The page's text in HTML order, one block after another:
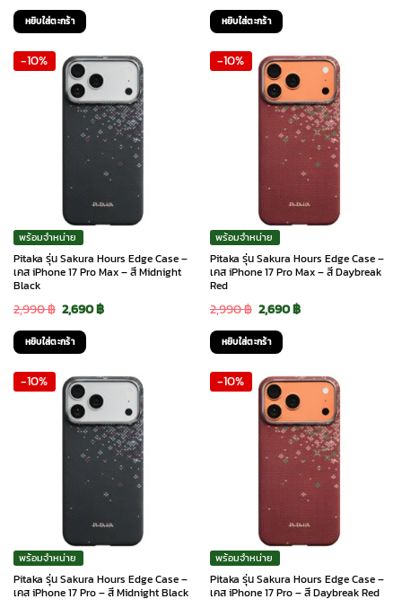
price
was:
2,990 ฿.2,690 ฿.
หยิบใส่ตะกร้า
price
was:
2,990 ฿.2,690 ฿.
หยิบใส่ตะกร้า
-10%
พร้อมจำหน่าย
Pitaka รุ่น Sakura Hours Edge Case –
เคส iPhone 17 Pro Max – สี Midnight
Black
2,990฿ Original
price
was:
2,990 ฿.
2,690฿Current
2,690 ฿.
หยิบใส่ตะกร้า
-10%
พร้อมจำหน่าย
Pitaka รุ่น Sakura Hours Edge Case –
เคส iPhone 17 Pro Max – สี Daybreak
Red
2,990฿ Original
price
was:
2,990 ฿.
2,690฿Current
2,690 ฿.
หยิบใส่ตะกร้า
-10%
พร้อมจำหน่าย
Pitaka รุ่น Sakura Hours Edge Case –
เคส iPhone 17 Pro – สี Midnight Black
-10%
พร้อมจำหน่าย
Pitaka รุ่น Sakura Hours Edge Case –
เคส iPhone 17 Pro – สี Daybreak Red